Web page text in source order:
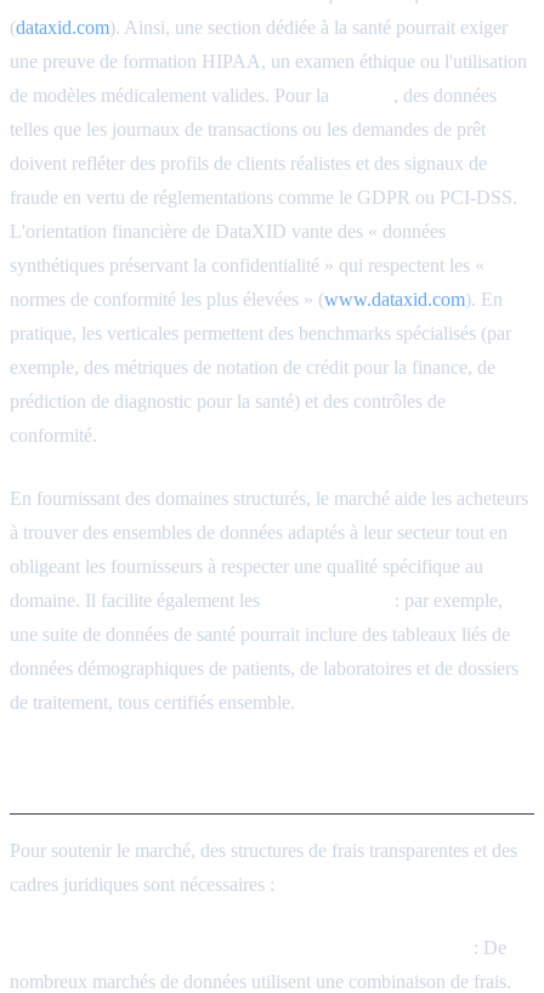
(dataxid.com). Ainsi, une section dédiée à la santé pourrait exiger
une preuve de formation HIPAA, un examen éthique ou l'utilisation
de modèles médicalement valides. Pour la
, des données
telles que les journaux de transactions ou les demandes de prêt
doivent refléter des profils de clients réalistes et des signaux de
fraude en vertu de réglementations comme le GDPR ou PCI-DSS.
L'orientation financière de DataXID vante des « données
synthétiques préservant la confidentialité » qui respectent les «
normes de conformité les plus élevées » (www.dataxid.com). En
pratique, les verticales permettent des benchmarks spécialisés (par
exemple, des métriques de notation de crédit pour la finance, de
prédiction de diagnostic pour la santé) et des contrôles de
conformité.
En fournissant des domaines structurés, le marché aide les acheteurs
à trouver des ensembles de données adaptés à leur secteur tout en
obligeant les fournisseurs à respecter une qualité spécifique au
domaine. Il facilite également les
: par exemple,
une suite de données de santé pourrait inclure des tableaux liés de
données démographiques de patients, de laboratoires et de dossiers
de traitement, tous certifiés ensemble.
Pour soutenir le marché, des structures de frais transparentes et des
cadres juridiques sont nécessaires :
: De
nombreux marchés de données utilisent une combinaison de frais.